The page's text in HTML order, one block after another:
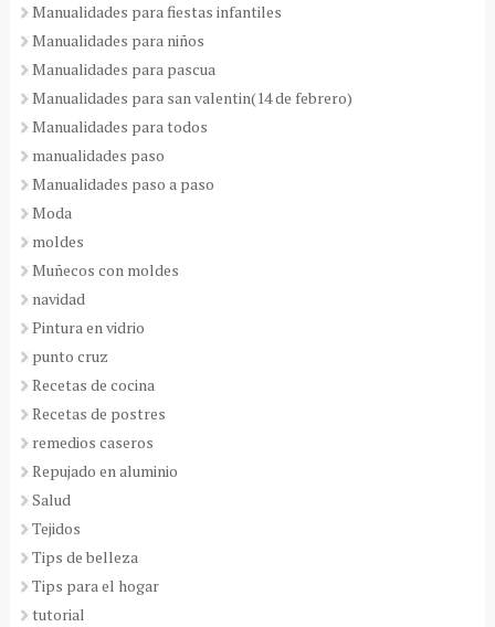
Manualidades para fiestas infantiles
Manualidades para niños
Manualidades para pascua
Manualidades para san valentin(14 de febrero)
Manualidades para todos
manualidades paso
Manualidades paso a paso
Moda
moldes
Muñecos con moldes
navidad
Pintura en vidrio
punto cruz
Recetas de cocina
Recetas de postres
remedios caseros
Repujado en aluminio
Salud
Tejidos
Tips de belleza
Tips para el hogar
tutorial